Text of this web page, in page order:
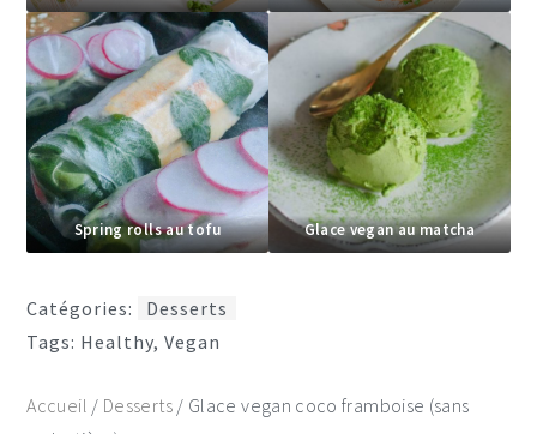
Spring rolls au tofu Glace vegan au matcha
Catégories:
Desserts
Tags: Healthy,Vegan
Accueil / Desserts/ Glace vegan coco framboise (sans